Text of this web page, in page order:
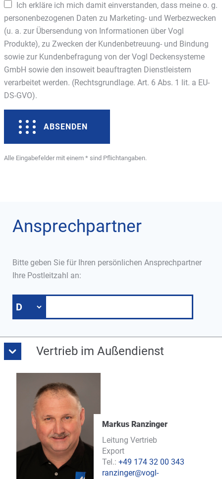
Ich erkläre ich mich damit einverstanden, dass meine o. g.
personenbezogenen Daten zu Marketing- und Werbezwecken
(u. a. zur Übersendung von Informationen über Vogl
Produkte), zu Zwecken der Kundenbetreuung- und Bindung
sowie zur Kundenbefragung von der Vogl Deckensysteme
GmbH sowie den insoweit beauftragten Dienstleistern
verarbeitet werden. (Rechtsgrundlage. Art. 6 Abs. 1 lit. a EU-
DS-GVO).
ABSENDEN
Alle Eingabefelder mit einem * sind Pflichtangaben.
Ansprechpartner
Bitte geben Sie für Ihren persönlichen Ansprechpartner
Ihre Postleitzahl an:
Vertrieb im Außendienst
Markus Ranzinger
Leitung Vertrieb
Export
Tel.:+49 174 32 00 343
ranzinger@vogl-